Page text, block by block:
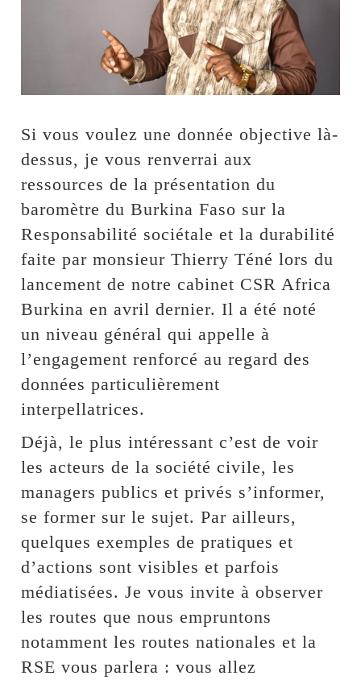
Si vous voulez une donnée objective là-
dessus, je vous renverrai aux
ressources de la présentation du
baromètre du Burkina Faso sur la
Responsabilité sociétale et la durabilité
faite par monsieur Thierry Téné lors du
lancement de notre cabinet CSR Africa
Burkina en avril dernier. Il a été noté
un niveau général qui appelle à
l’engagement renforcé au regard des
données particulièrement
interpellatrices.
Déjà, le plus intéressant c’est de voir
les acteurs de la société civile, les
managers publics et privés s’informer,
se former sur le sujet. Par ailleurs,
quelques exemples de pratiques et
d’actions sont visibles et parfois
médiatisées. Je vous invite à observer
les routes que nous empruntons
notamment les routes nationales et la
RSE vous parlera : vous allez